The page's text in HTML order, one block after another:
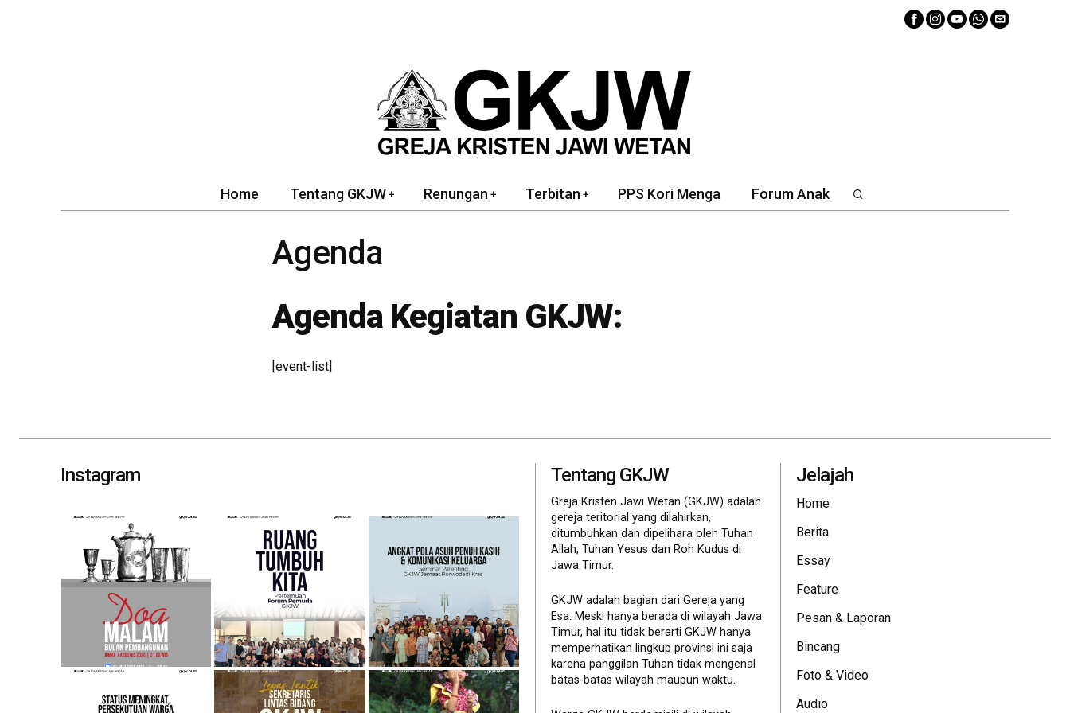
Home Tentang GKJW Renungan Terbitan PPS Kori Menga Forum Anak
Agenda
Agenda Kegiatan GKJW:
[event-list]
Instagram Tentang GKJW
Greja Kristen Jawi Wetan (GKJW) adalah
gereja teritorial yang dilahirkan,
ditumbuhkan dan dipelihara oleh Tuhan
Allah, Tuhan Yesus dan Roh Kudus di
Jawa Timur.
GKJW adalah bagian dari Gereja yang
Esa. Meski hanya berada di wilayah Jawa
Timur, hal itu tidak berarti GKJW hanya
memperhatikan lingkup provinsi ini saja
karena panggilan Tuhan tidak mengenal
batas-batas wilayah maupun waktu.
Jelajah
Home
Berita
Essay
Feature
Pesan & Laporan
Bincang
Foto & Video
Audio